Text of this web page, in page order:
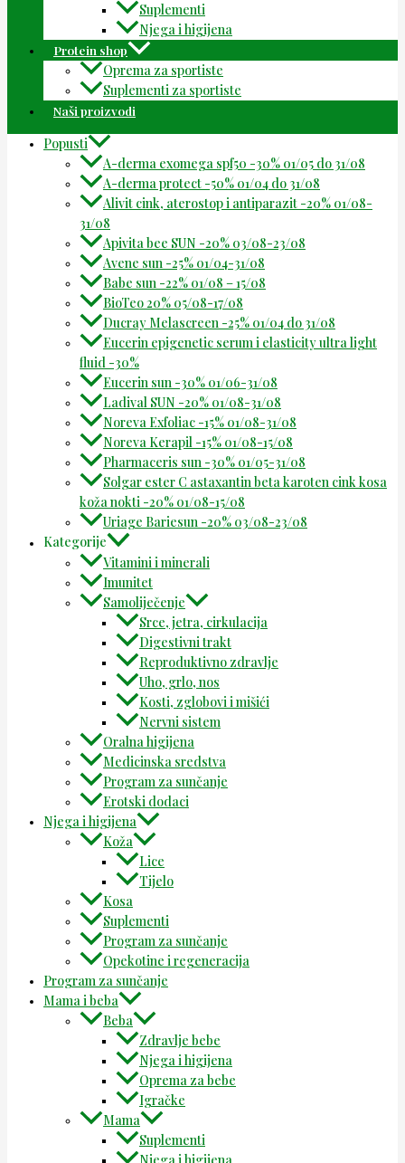
Suplementi
Njega i higijena
Protein shop
Oprema za sportiste
Suplementi za sportiste
Naši proizvodi
Popusti
A-derma exomega spf50 -30% 01/05 do 31/08
A-derma protect -50% 01/04 do 31/08
Alivit cink, aterostop i antiparazit -20% 01/08-
31/08
Apivita bee SUN -20% 03/08-23/08
Avene sun -25% 01/04-31/08
Babe sun -22% 01/08 – 15/08
BioTeo 20% 05/08-17/08
Ducray Melascreen -25% 01/04 do 31/08
Eucerin epigenetic serum i elasticity ultra light
fluid -30%
Eucerin sun -30% 01/06-31/08
Ladival SUN -20% 01/08-31/08
Noreva Exfoliac -15% 01/08-31/08
Noreva Kerapil -15% 01/08-15/08
Pharmaceris sun -30% 01/05-31/08
Solgar ester C astaxantin beta karoten cink kosa
koža nokti -20% 01/08-15/08
Uriage Bariesun -20% 03/08-23/08
Kategorije
Vitamini i minerali
Imunitet
Samoliječenje
Srce, jetra, cirkulacija
Digestivni trakt
Reproduktivno zdravlje
Uho, grlo, nos
Kosti, zglobovi i mišići
Nervni sistem
Oralna higijena
Medicinska sredstva
Program za sunčanje
Erotski dodaci
Njega i higijena
Koža
Lice
Tijelo
Kosa
Suplementi
Program za sunčanje
Opekotine i regeneracija
Program za sunčanje
Mama i beba
Beba
Zdravlje bebe
Njega i higijena
Oprema za bebe
Igračke
Mama
Suplementi